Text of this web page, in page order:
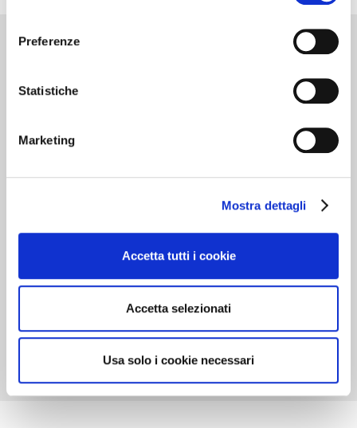
Preferenze
Statistiche
Marketing
Mostra dettagli
Accetta tutti i cookie
Accetta selezionati
Usa solo i cookie necessari
MILANO
viaggio”. Oltre 700 realtà recensite, con
curiosità, eventi da vivere e i vini da gustare in
e itinerari del gusto per una guida sempre più
indispensabile al turista del vino.
Scopri come acquistare la guida